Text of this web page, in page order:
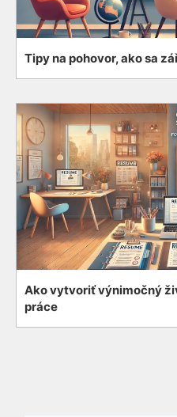
Tipy na pohovor, ako sa
Ako vytvoriť výnimočný
práce